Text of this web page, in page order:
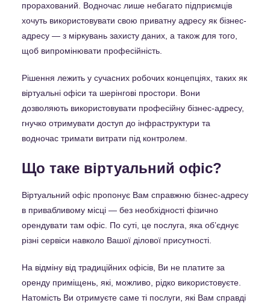
прорахований. Водночас лише небагато підприємців
хочуть використовувати свою приватну адресу як бізнес-
адресу — з міркувань захисту даних, а також для того,
щоб випромінювати професійність.
Рішення лежить у сучасних робочих концепціях, таких як
віртуальні офіси та шерінгові простори. Вони
дозволяють використовувати професійну бізнес-адресу,
гнучко отримувати доступ до інфраструктури та
водночас тримати витрати під контролем.
Що таке віртуальний офіс?
Віртуальний офіс пропонує Вам справжню бізнес-адресу
в привабливому місці — без необхідності фізично
орендувати там офіс. По суті, це послуга, яка обʼєднує
різні сервіси навколо Вашої ділової присутності.
На відміну від традиційних офісів, Ви не платите за
оренду приміщень, які, можливо, рідко використовуєте.
Натомість Ви отримуєте саме ті послуги, які Вам справді